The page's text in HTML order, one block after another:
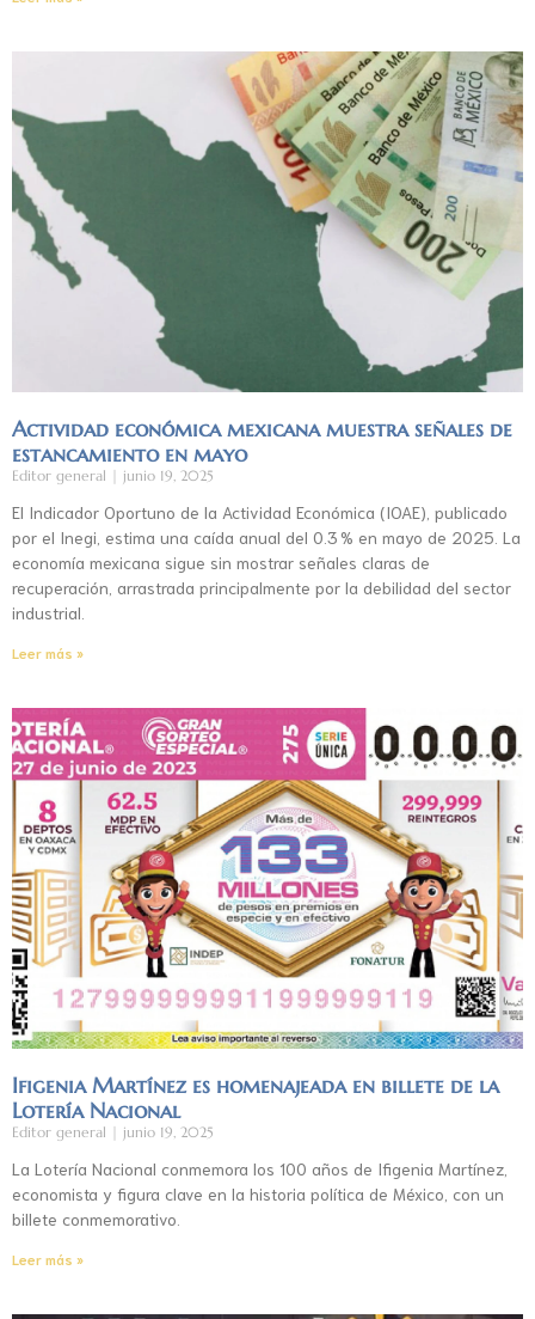
Actividad económica mexicana muestra señales de
estancamiento en mayo
Editor general junio 19, 2025
El Indicador Oportuno de la Actividad Económica (IOAE), publicado
por el Inegi, estima una caída anual del 0.3 % en mayo de 2025. La
economía mexicana sigue sin mostrar señales claras de
recuperación, arrastrada principalmente por la debilidad del sector
industrial.
Leer más »
Ifigenia Martínez es homenajeada en billete de la
Lotería Nacional
Editor general junio 19, 2025
La Lotería Nacional conmemora los 100 años de Ifigenia Martínez,
economista y figura clave en la historia política de México, con un
billete conmemorativo.
Leer más »